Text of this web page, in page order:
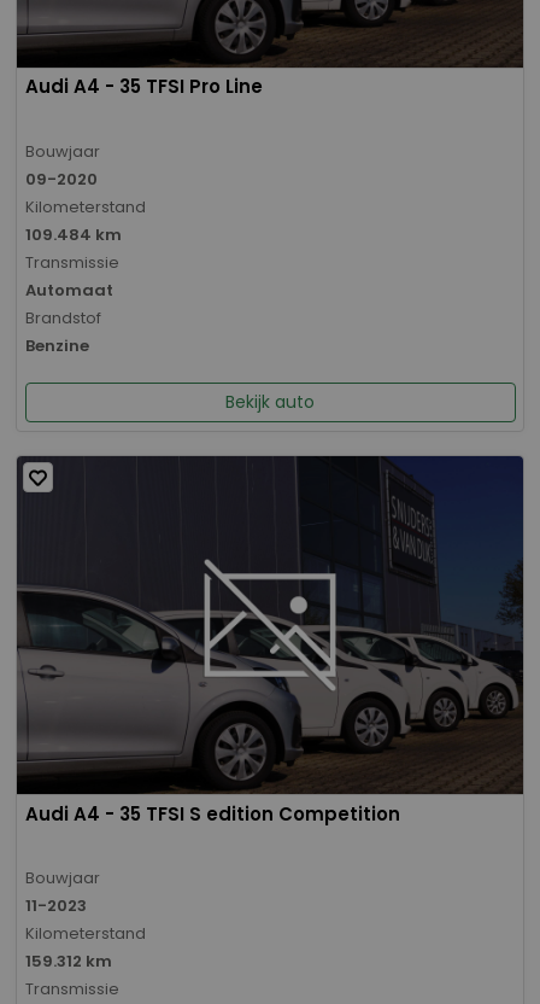
Audi A4 - 35 TFSI Pro Line
Bouwjaar
09-2020
Kilometerstand
109.484 km
Transmissie
Automaat
Brandstof
Benzine
Bekijk auto
Audi A4 - 35 TFSI S edition Competition
Bouwjaar
11-2023
Kilometerstand
159.312 km
Transmissie